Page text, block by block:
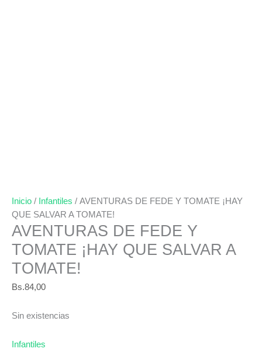
Inicio / Infantiles / AVENTURAS DE FEDE Y TOMATE ¡HAY
QUE SALVAR A TOMATE!
AVENTURAS DE FEDE Y
TOMATE ¡HAY QUE SALVAR A
TOMATE!
Bs.84,00
Sin existencias
Infantiles